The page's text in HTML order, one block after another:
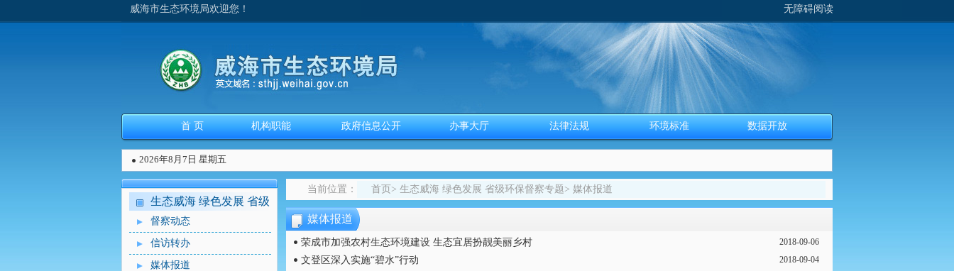
威海市生态环境局欢迎您！ 无障碍阅读
首 页 机构职能 政府信息公开 办事大厅 法律法规 环境标准 数据开放
2026年8月7日 星期五
生态威海 绿色发展 省级
环保督察专题
督察动态
信访转办
媒体报道
当前位置： 首页 > 生态威海 绿色发展 省级环保督察专题> 媒体报道
媒体报道
荣成市加强农村生态环境建设 生态宜居扮靓美丽乡村 2018-09-06
文登区深入实施“碧水”行动 2018-09-04